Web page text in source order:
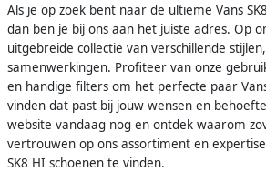
Als je op zoek bent naar de ultieme Vans
dan ben je bij ons aan het juiste adres. Op
uitgebreide collectie van verschillende
samenwerkingen. Profiteer van onze
en handige filters om het perfecte paar
vinden dat past bij jouw wensen en
website vandaag nog en ontdek waarom
vertrouwen op ons assortiment en
SK8 HI schoenen te vinden.